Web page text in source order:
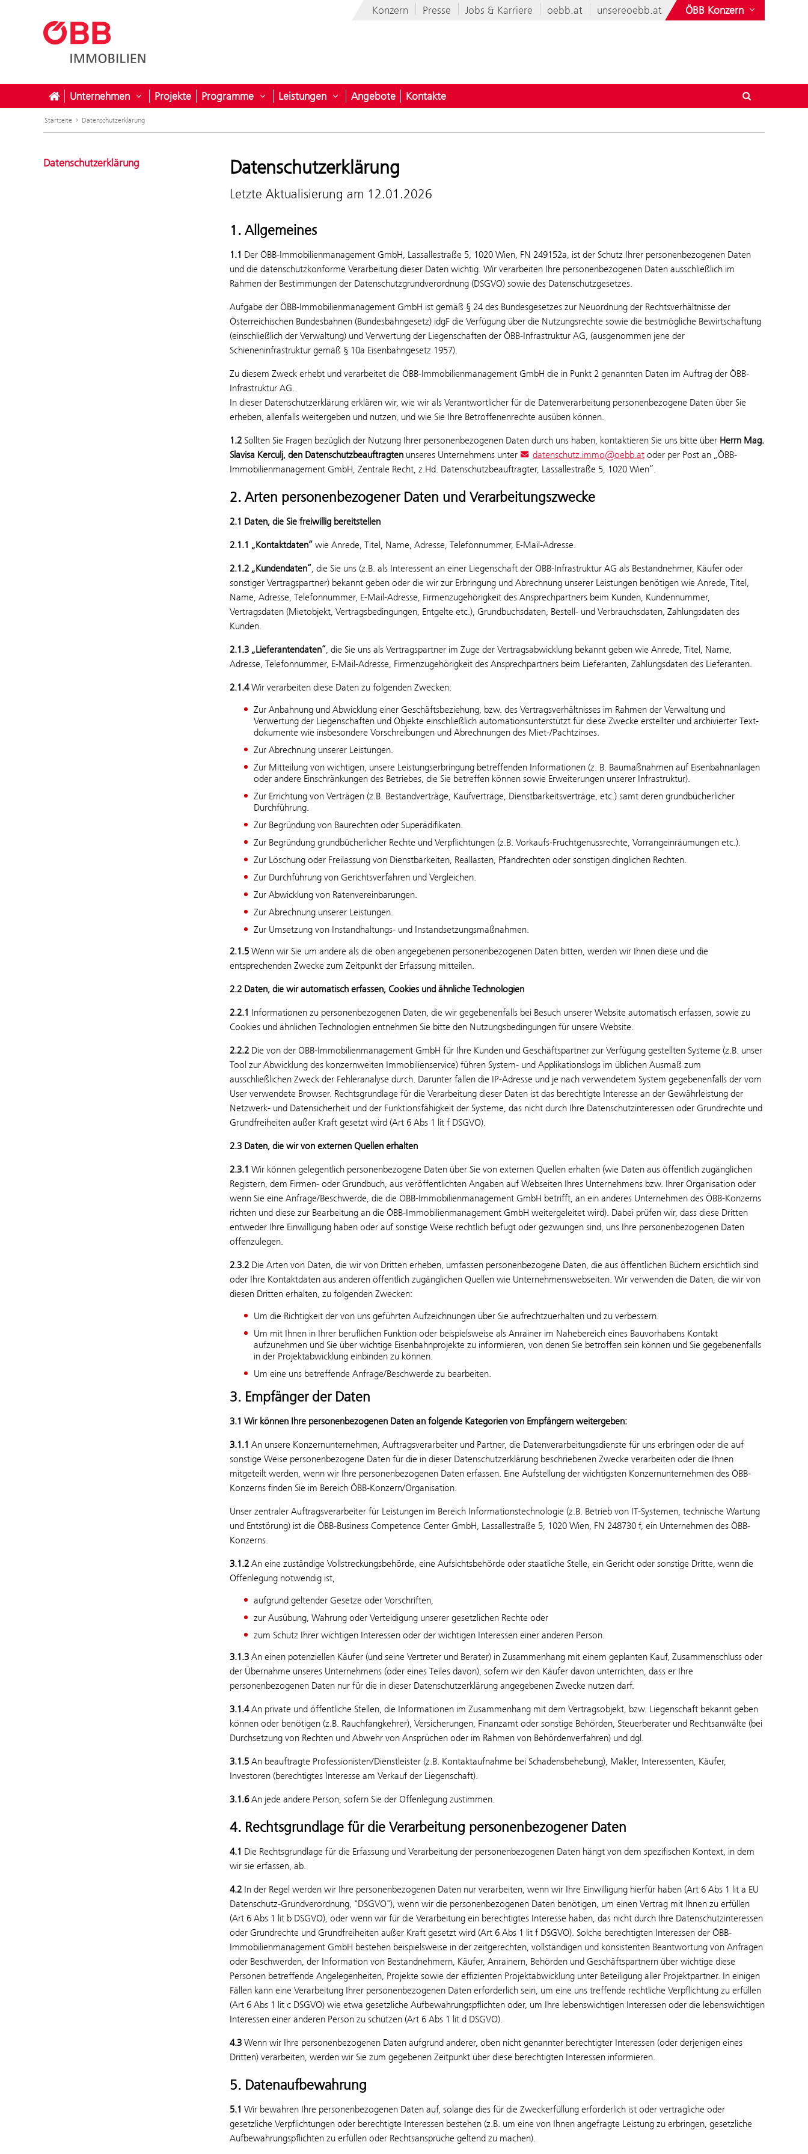
Konzern Presse Jobs & Karriere oebb.at unsereoebb.at ÖBB Konzern
Unternehmen Untermenü öffnen für Unternehmen
Projekte Programme Untermenü öffnen für Programme
Leistungen Untermenü öffnen für Leistungen
Angebote Kontakte
Startseite Datenschutzerklärung
Datenschutzerklärung Datenschutzerklärung
Letzte Aktualisierung am 12.01.2026
1. Allgemeines
1.1 Der ÖBB-Immobilienmanagement GmbH, Lassallestraße 5, 1020 Wien, FN 249152a, ist der Schutz Ihrer personenbezogenen Daten
und die datenschutzkonforme Verarbeitung dieser Daten wichtig. Wir verarbeiten Ihre personenbezogenen Daten ausschließlich im
Rahmen der Bestimmungen der Datenschutzgrundverordnung (DSGVO) sowie des Datenschutzgesetzes.
Aufgabe der ÖBB-Immobilienmanagement GmbH ist gemäß § 24 des Bundesgesetzes zur Neuordnung der Rechtsverhältnisse der
Österreichischen Bundesbahnen (Bundesbahngesetz) idgF die Verfügung über die Nutzungsrechte sowie die bestmögliche Bewirtschaftung
(einschließlich der Verwaltung) und Verwertung der Liegenschaften der ÖBB-Infrastruktur AG, (ausgenommen jene der
Schieneninfrastruktur gemäß § 10a Eisenbahngesetz 1957).
Zu diesem Zweck erhebt und verarbeitet die ÖBB-Immobilienmanagement GmbH die in Punkt 2 genannten Daten im Auftrag der ÖBB-
Infrastruktur AG.
In dieser Datenschutzerklärung erklären wir, wie wir als Verantwortlicher für die Datenverarbeitung personenbezogene Daten über Sie
erheben, allenfalls weitergeben und nutzen, und wie Sie Ihre Betroffenenrechte ausüben können.
1.2 Sollten Sie Fragen bezüglich der Nutzung Ihrer personenbezogenen Daten durch uns haben, kontaktieren Sie uns bitte über Herrn Mag.
Slavisa Kerculj, den Datenschutzbeauftragten unseres Unternehmens unter datenschutz.immo@oebb.at oder per Post an „ÖBB-
Immobilienmanagement GmbH, Zentrale Recht, z.Hd. Datenschutzbeauftragter, Lassallestraße 5, 1020 Wien“.
2. Arten personenbezogener Daten und Verarbeitungszwecke
2.1 Daten, die Sie freiwillig bereitstellen
2.1.1 „Kontaktdaten“ wie Anrede, Titel, Name, Adresse, Telefonnummer, E-Mail-Adresse.
2.1.2 „Kundendaten“, die Sie uns (z.B. als Interessent an einer Liegenschaft der ÖBB-Infrastruktur AG als Bestandnehmer, Käufer oder
sonstiger Vertragspartner) bekannt geben oder die wir zur Erbringung und Abrechnung unserer Leistungen benötigen wie Anrede, Titel,
Name, Adresse, Telefonnummer, E-Mail-Adresse, Firmenzugehörigkeit des Ansprechpartners beim Kunden, Kundennummer,
Vertragsdaten (Mietobjekt, Vertragsbedingungen, Entgelte etc.), Grundbuchsdaten, Bestell- und Verbrauchsdaten, Zahlungsdaten des
Kunden.
2.1.3 „Lieferantendaten“, die Sie uns als Vertragspartner im Zuge der Vertragsabwicklung bekannt geben wie Anrede, Titel, Name,
Adresse, Telefonnummer, E-Mail-Adresse, Firmenzugehörigkeit des Ansprechpartners beim Lieferanten, Zahlungsdaten des Lieferanten.
2.1.4Wir verarbeiten diese Daten zu folgenden Zwecken:
Zur Anbahnung und Abwicklung einer Geschäftsbeziehung, bzw. des Vertragsverhältnisses im Rahmen der Verwaltung und
Verwertung der Liegenschaften und Objekte einschließlich automationsunterstützt für diese Zwecke erstellter und archivierter Text-
dokumente wie insbesondere Vorschreibungen und Abrechnungen des Miet-/Pachtzinses.
Zur Abrechnung unserer Leistungen.
Zur Mitteilung von wichtigen, unsere Leistungserbringung betreffenden Informationen (z. B. Baumaßnahmen auf Eisenbahnanlagen
oder andere Einschränkungen des Betriebes, die Sie betreffen können sowie Erweiterungen unserer Infrastruktur).
Zur Errichtung von Verträgen (z.B. Bestandverträge, Kaufverträge, Dienstbarkeitsverträge, etc.) samt deren grundbücherlicher
Durchführung.
Zur Begründung von Baurechten oder Superädifikaten.
Zur Begründung grundbücherlicher Rechte und Verpflichtungen (z.B. Vorkaufs-Fruchtgenussrechte, Vorrangeinräumungen etc.).
Zur Löschung oder Freilassung von Dienstbarkeiten, Reallasten, Pfandrechten oder sonstigen dinglichen Rechten.
Zur Durchführung von Gerichtsverfahren und Vergleichen.
Zur Abwicklung von Ratenvereinbarungen.
Zur Abrechnung unserer Leistungen.
Zur Umsetzung von Instandhaltungs- und Instandsetzungsmaßnahmen.
2.1.5 Wenn wir Sie um andere als die oben angegebenen personenbezogenen Daten bitten, werden wir Ihnen diese und die
entsprechenden Zwecke zum Zeitpunkt der Erfassung mitteilen.
2.2 Daten, die wir automatisch erfassen, Cookies und ähnliche Technologien
2.2.1 Informationen zu personenbezogenen Daten, die wir gegebenenfalls bei Besuch unserer Website automatisch erfassen, sowie zu
Cookies und ähnlichen Technologien entnehmen Sie bitte den Nutzungsbedingungen für unsere Website.
2.2.2 Die von der ÖBB-Immobilienmanagement GmbH für Ihre Kunden und Geschäftspartner zur Verfügung gestellten Systeme (z.B. unser
Tool zur Abwicklung des konzernweiten Immobilienservice) führen System- und Applikationslogs im üblichen Ausmaß zum
ausschließlichen Zweck der Fehleranalyse durch. Darunter fallen die IP-Adresse und je nach verwendetem System gegebenenfalls der vom
User verwendete Browser. Rechtsgrundlage für die Verarbeitung dieser Daten ist das berechtigte Interesse an der Gewährleistung der
Netzwerk- und Datensicherheit und der Funktionsfähigkeit der Systeme, das nicht durch Ihre Datenschutzinteressen oder Grundrechte und
Grundfreiheiten außer Kraft gesetzt wird (Art 6 Abs 1 lit f DSGVO).
2.3 Daten, die wir von externen Quellen erhalten
2.3.1 Wir können gelegentlich personenbezogene Daten über Sie von externen Quellen erhalten (wie Daten aus öffentlich zugänglichen
Registern, dem Firmen- oder Grundbuch, aus veröffentlichten Angaben auf Webseiten Ihres Unternehmens bzw. Ihrer Organisation oder
wenn Sie eine Anfrage/Beschwerde, die die ÖBB-Immobilienmanagement GmbH betrifft, an ein anderes Unternehmen des ÖBB-Konzerns
richten und diese zur Bearbeitung an die ÖBB-Immobilienmanagement GmbH weitergeleitet wird). Dabei prüfen wir, dass diese Dritten
entweder Ihre Einwilligung haben oder auf sonstige Weise rechtlich befugt oder gezwungen sind, uns Ihre personenbezogenen Daten
offenzulegen.
2.3.2 Die Arten von Daten, die wir von Dritten erheben, umfassen personenbezogene Daten, die aus öffentlichen Büchern ersichtlich sind
oder Ihre Kontaktdaten aus anderen öffentlich zugänglichen Quellen wie Unternehmenswebseiten. Wir verwenden die Daten, die wir von
diesen Dritten erhalten, zu folgenden Zwecken:
Um die Richtigkeit der von uns geführten Aufzeichnungen über Sie aufrechtzuerhalten und zu verbessern.
Um mit Ihnen in Ihrer beruflichen Funktion oder beispielsweise als Anrainer im Nahebereich eines Bauvorhabens Kontakt
aufzunehmen und Sie über wichtige Eisenbahnprojekte zu informieren, von denen Sie betroffen sein können und Sie gegebenenfalls
in der Projektabwicklung einbinden zu können.
Um eine uns betreffende Anfrage/Beschwerde zu bearbeiten.
3. Empfänger der Daten
3.1 Wir können Ihre personenbezogenen Daten an folgende Kategorien von Empfängern weitergeben:
3.1.1 An unsere Konzernunternehmen, Auftragsverarbeiter und Partner, die Datenverarbeitungsdienste für uns erbringen oder die auf
sonstige Weise personenbezogene Daten für die in dieser Datenschutzerklärung beschriebenen Zwecke verarbeiten oder die Ihnen
mitgeteilt werden, wenn wir Ihre personenbezogenen Daten erfassen. Eine Aufstellung der wichtigsten Konzernunternehmen des ÖBB-
Konzerns finden Sie im Bereich ÖBB-Konzern/Organisation.
Unser zentraler Auftragsverarbeiter für Leistungen im Bereich Informationstechnologie (z.B. Betrieb von IT-Systemen, technische Wartung
und Entstörung) ist die ÖBB-Business Competence Center GmbH, Lassallestraße 5, 1020 Wien, FN 248730 f, ein Unternehmen des ÖBB-
Konzerns.
3.1.2 An eine zuständige Vollstreckungsbehörde, eine Aufsichtsbehörde oder staatliche Stelle, ein Gericht oder sonstige Dritte, wenn die
Offenlegung notwendig ist,
aufgrund geltender Gesetze oder Vorschriften,
zur Ausübung, Wahrung oder Verteidigung unserer gesetzlichen Rechte oder
zum Schutz Ihrer wichtigen Interessen oder der wichtigen Interessen einer anderen Person.
3.1.3 An einen potenziellen Käufer (und seine Vertreter und Berater) in Zusammenhang mit einem geplanten Kauf, Zusammenschluss oder
der Übernahme unseres Unternehmens (oder eines Teiles davon), sofern wir den Käufer davon unterrichten, dass er Ihre
personenbezogenen Daten nur für die in dieser Datenschutzerklärung angegebenen Zwecke nutzen darf.
3.1.4An private und öffentliche Stellen, die Informationen im Zusammenhang mit dem Vertragsobjekt, bzw. Liegenschaft bekannt geben
können oder benötigen (z.B. Rauchfangkehrer), Versicherungen, Finanzamt oder sonstige Behörden, Steuerberater und Rechtsanwälte (bei
Durchsetzung von Rechten und Abwehr von Ansprüchen oder im Rahmen von Behördenverfahren) und dgl.
3.1.5 An beauftragte Professionisten/Dienstleister (z.B. Kontaktaufnahme bei Schadensbehebung), Makler, Interessenten, Käufer,
Investoren (berechtigtes Interesse am Verkauf der Liegenschaft).
3.1.6An jede andere Person, sofern Sie der Offenlegung zustimmen.
4. Rechtsgrundlage für die Verarbeitung personenbezogener Daten
4.1 Die Rechtsgrundlage für die Erfassung und Verarbeitung der personenbezogenen Daten hängt von dem spezifischen Kontext, in dem
wir sie erfassen, ab.
4.2 In der Regel werden wir Ihre personenbezogenen Daten nur verarbeiten, wenn wir Ihre Einwilligung hierfür haben (Art 6 Abs 1 lit a EU
Datenschutz-Grundverordnung, "DSGVO"), wenn wir die personenbezogenen Daten benötigen, um einen Vertrag mit Ihnen zu erfüllen
(Art 6 Abs 1 lit b DSGVO), oder wenn wir für die Verarbeitung ein berechtigtes Interesse haben, das nicht durch Ihre Datenschutzinteressen
oder Grundrechte und Grundfreiheiten außer Kraft gesetzt wird (Art 6 Abs 1 lit f DSGVO). Solche berechtigten Interessen der ÖBB-
Immobilienmanagement GmbH bestehen beispielsweise in der zeitgerechten, vollständigen und konsistenten Beantwortung von Anfragen
oder Beschwerden, der Information von Bestandnehmern, Käufer, Anrainern, Behörden und Geschäftspartnern über wichtige diese
Personen betreffende Angelegenheiten, Projekte sowie der effizienten Projektabwicklung unter Beteiligung aller Projektpartner. In einigen
Fällen kann eine Verarbeitung Ihrer personenbezogenen Daten erforderlich sein, um eine uns treffende rechtliche Verpflichtung zu erfüllen
(Art 6 Abs 1 lit c DSGVO) wie etwa gesetzliche Aufbewahrungspflichten oder, um Ihre lebenswichtigen Interessen oder die lebenswichtigen
Interessen einer anderen Person zu schützen (Art 6 Abs 1 lit d DSGVO).
4.3 Wenn wir Ihre personenbezogenen Daten aufgrund anderer, oben nicht genannter berechtigter Interessen (oder derjenigen eines
Dritten) verarbeiten, werden wir Sie zum gegebenen Zeitpunkt über diese berechtigten Interessen informieren.
5. Datenaufbewahrung
5.1 Wir bewahren Ihre personenbezogenen Daten auf, solange dies für die Zweckerfüllung erforderlich ist oder vertragliche oder
gesetzliche Verpflichtungen oder berechtigte Interessen bestehen (z.B. um eine von Ihnen angefragte Leistung zu erbringen, gesetzliche
Aufbewahrungspflichten zu erfüllen oder Rechtsansprüche geltend zu machen).